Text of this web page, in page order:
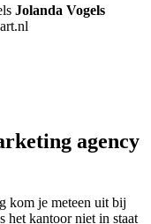
Jolanda Vogels
agency
kom je meteen uit bij
het kantoor niet in staat